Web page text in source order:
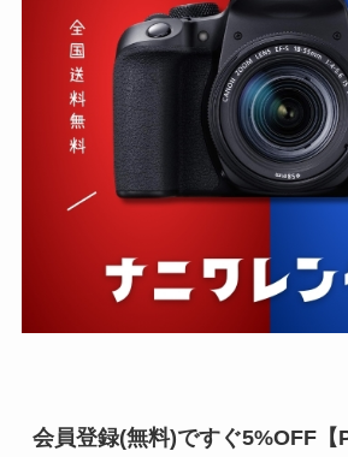
会員登録(無料)ですぐ5%OFF【